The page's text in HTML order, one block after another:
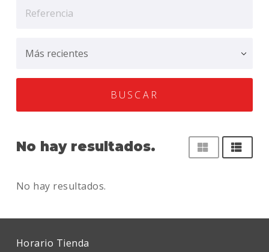
No hay resultados.  
No hay resultados.
Horario Tienda